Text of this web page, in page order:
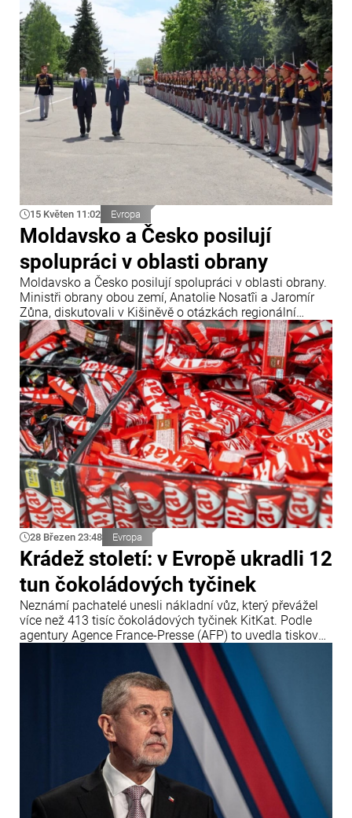
hranicí 40 °C.
15 Květen 11:02 Evropa
Moldavsko a Česko posilují
spolupráci v oblasti obrany
Moldavsko a Česko posilují spolupráci v oblasti obrany.
Ministři obrany obou zemí, Anatolie Nosatîi a Jaromír
Zůna, diskutovali v Kišiněvě o otázkách regionální
bezpečnosti, modernizace Národní armády a nových
společných projektech v tomto sektoru.
28 Březen 23:48 Evropa
Krádež století: v Evropě ukradli 12
tun čokoládových tyčinek
Neznámí pachatelé unesli nákladní vůz, který převážel
více než 413 tisíc čokoládových tyčinek KitKat. Podle
agentury Agence France-Presse (AFP) to uvedla tisková
služba společnosti Nestlé.